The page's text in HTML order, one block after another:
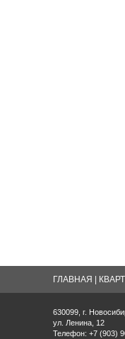
ГЛАВНАЯ
630099, г.
ул. Ленина, 12
Телефон: +7 (903)